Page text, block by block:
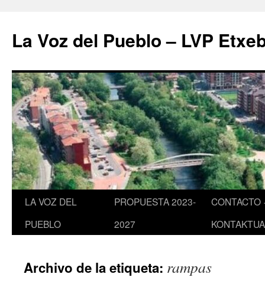
contenido
La Voz del Pueblo – LVP
LA VOZ DEL
PUEBLO
PROPUESTA 2023-
2027
CONTACTO ·
KONTAKTUA
Archivo de la etiqueta: rampas